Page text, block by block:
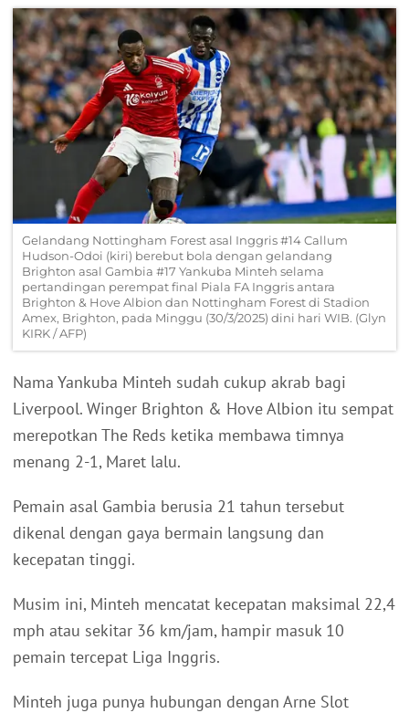
Gelandang Nottingham Forest asal Inggris #14 Callum
Hudson-Odoi (kiri) berebut bola dengan gelandang
Brighton asal Gambia #17 Yankuba Minteh selama
pertandingan perempat final Piala FA Inggris antara
Brighton & Hove Albion dan Nottingham Forest di Stadion
Amex, Brighton, pada Minggu (30/3/2025) dini hari WIB. (Glyn
KIRK / AFP)
Nama Yankuba Minteh sudah cukup akrab bagi
Liverpool. Winger Brighton & Hove Albion itu sempat
merepotkan The Reds ketika membawa timnya
menang 2-1, Maret lalu.
Pemain asal Gambia berusia 21 tahun tersebut
dikenal dengan gaya bermain langsung dan
kecepatan tinggi.
Musim ini, Minteh mencatat kecepatan maksimal 22,4
mph atau sekitar 36 km/jam, hampir masuk 10
pemain tercepat Liga Inggris.
Minteh juga punya hubungan dengan Arne Slot